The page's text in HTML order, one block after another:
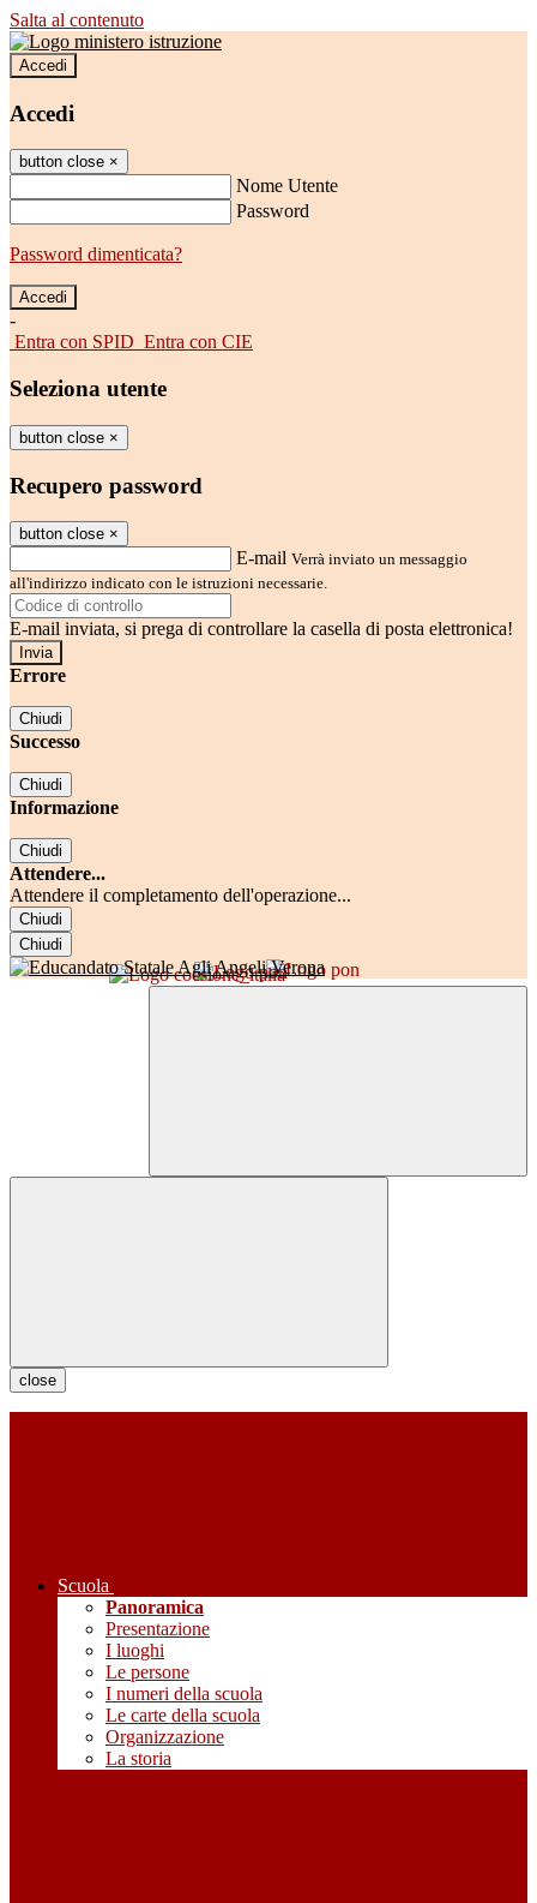
Salta al contenuto
Accedi
Accedi
button close ×
Nome Utente
Password
Password dimenticata?
-
Entra con SPID Entra con CIE
Seleziona utente
button close ×
Recupero password
button close ×
E-mail Verrà inviato un messaggio
all'indirizzo indicato con le istruzioni necessarie.
E-mail inviata, si prega di controllare la casella di posta elettronica!
Errore
Chiudi
Successo
Chiudi
Informazione
Chiudi
Attendere...
Attendere il completamento dell'operazione...
Chiudi
Chiudi
close
Scuola
Panoramica
Presentazione
I luoghi
Le persone
I numeri della scuola
Le carte della scuola
Organizzazione
La storia